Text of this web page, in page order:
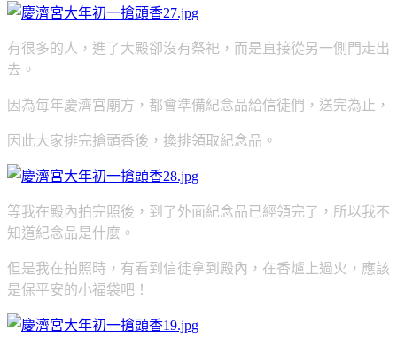
有很多的人，進了大殿卻沒有祭祀，而是直接從另一側門走出
去。
因為每年慶濟宮廟方，都會準備紀念品給信徒們，送完為止，
因此大家排完搶頭香後，換排領取紀念品。
等我在殿內拍完照後，到了外面紀念品已經領完了，所以我不
知道紀念品是什麼。
但是我在拍照時，有看到信徒拿到殿內，在香爐上過火，應該
是保平安的小福袋吧！